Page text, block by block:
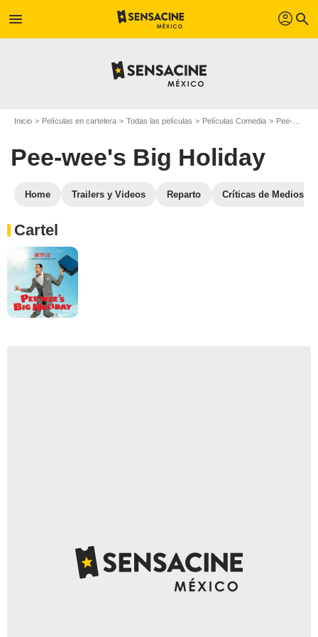
menu profil search
Inicio Películas en cartelera Todas las películas Películas Comedia Pee-wee's Big Holiday
Pee-wee's Big Holiday
Home Trailers y Videos Reparto Críticas de Medios
Cartel